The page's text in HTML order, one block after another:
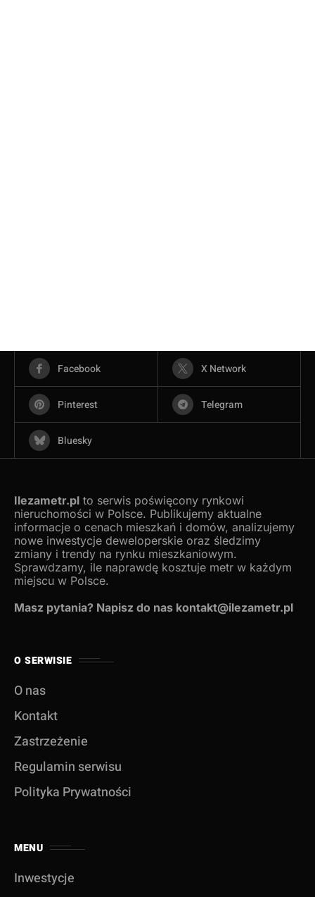
Facebook X Network
Pinterest Telegram
Bluesky
Ilezametr.pl to serwis poświęcony rynkowi
nieruchomości w Polsce. Publikujemy aktualne
informacje o cenach mieszkań i domów, analizujemy
nowe inwestycje deweloperskie oraz śledzimy
zmiany i trendy na rynku mieszkaniowym.
Sprawdzamy, ile naprawdę kosztuje metr w każdym
miejscu w Polsce.
Masz pytania? Napisz do nas kontakt@ilezametr.pl
O SERWISIE
O nas
Kontakt
Zastrzeżenie
Regulamin serwisu
Polityka Prywatności
MENU
Inwestycje